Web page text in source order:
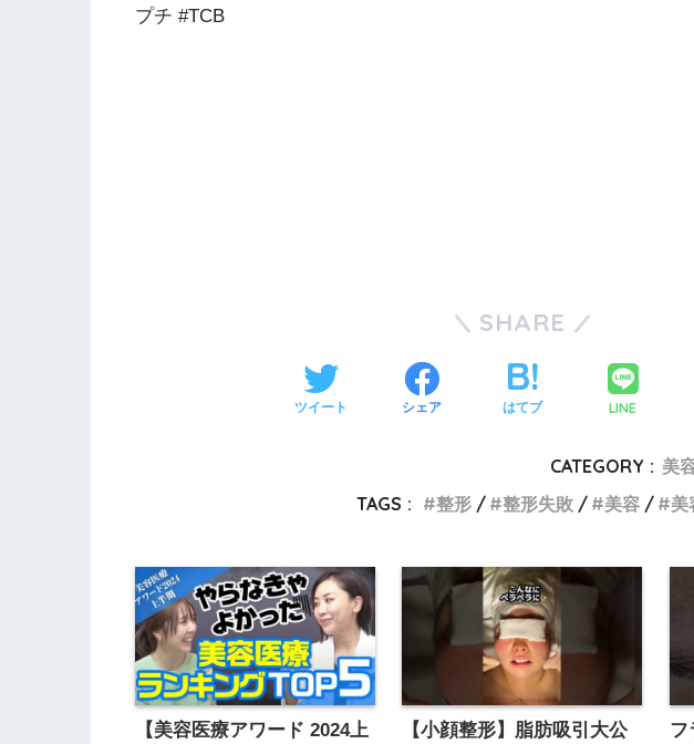
プチ #TCB
SHARE
ツイート シェア はてブ LINE
CATEGORY : 美
TAGS :
整形 整形失敗 美容 美
【美容医療アワード 2024上 【小顔整形】脂肪吸引大公 フ